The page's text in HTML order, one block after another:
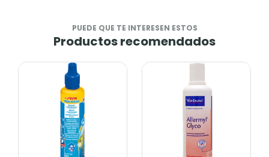
PUEDE QUE TE INTERESEN ESTOS
Productos recomendados